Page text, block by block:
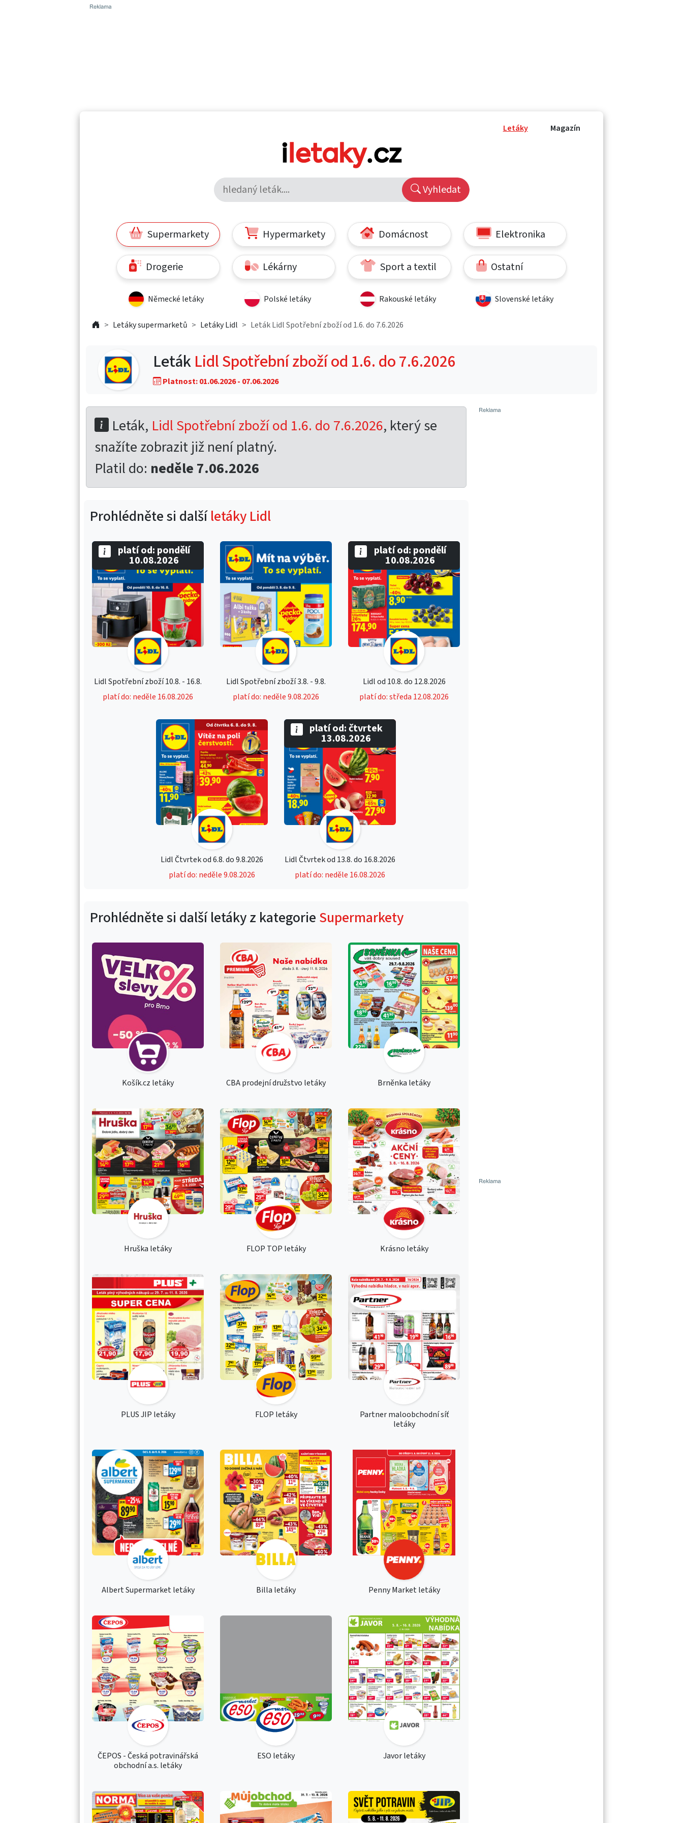
Letáky Magazín
Vyhledat
Supermarkety Hypermarkety Domácnost Elektronika
Drogerie Lékárny Sport a textil Ostatní
Německé letáky Polské letáky Rakouské letáky Slovenské letáky
Letáky supermarketů Letáky Lidl Leták Lidl Spotřební zboží od 1.6. do 7.6.2026
LetákLidl Spotřební zboží od 1.6. do 7.6.2026
Platnost: 01.06.2026 - 07.06.2026
Leták, Lidl Spotřební zboží od 1.6. do 7.6.2026, který se
snažíte zobrazit již není platný.
Platil do: neděle 7.06.2026
Prohlédněte si dalšíletáky Lidl
Lidl Spotřební zboží 10.8. - 16.8.
platí do: neděle 16.08.2026
platí od: pondělí
10.08.2026
Lidl Spotřební zboží 3.8. - 9.8.
platí do: neděle 9.08.2026
Lidl od 10.8. do 12.8.2026
platí do: středa 12.08.2026
platí od: pondělí
10.08.2026
Lidl Čtvrtek od 6.8. do 9.8.2026
platí do: neděle 9.08.2026
Lidl Čtvrtek od 13.8. do 16.8.2026
platí do: neděle 16.08.2026
platí od: čtvrtek
13.08.2026
Prohlédněte si další letáky z kategorie Supermarkety
Košík.cz letáky CBA prodejní družstvo letáky Brněnka letáky
Hruška letáky FLOP TOP letáky Krásno letáky
PLUS JIP letáky FLOP letáky
Partner maloobchodní síť
letáky
Albert Supermarket letáky Billa letáky Penny Market letáky
ČEPOS - Česká potravinářská
obchodní a.s. letáky
ESO letáky Javor letáky